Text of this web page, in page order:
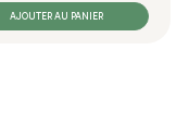
AJOUTER AU PANIER